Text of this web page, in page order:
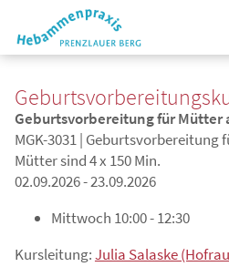
Geburtsvorbereitung für Mütter
MGK-3031 | Geburtsvorbereitung
Mütter sind 4 x 150 Min.
02.09.2026 - 23.09.2026
Mittwoch 10:00 - 12:30
Kursleitung:Julia Salaske